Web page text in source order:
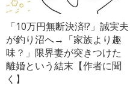
「10万円無断決済!?」誠実夫
が釣り沼へ→「家族より趣
味？」限界妻が突きつけた
離婚という結末【作者に聞
く】